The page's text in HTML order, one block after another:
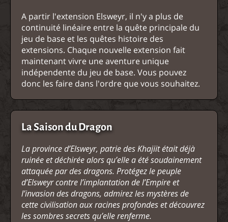
A partir l'extension Elsweyr, il n'y a plus de
continuité linéaire entre la quête principale du
jeu de base et les quêtes histoire des
extensions. Chaque nouvelle extension fait
maintenant vivre une aventure unique
indépendente du jeu de base. Vous pouvez
donc les faire dans l'ordre que vous souhaitez.
La Saison du Dragon
La province d’Elsweyr, patrie des Khajiit était déjà
ruinée et déchirée alors qu’elle a été soudainement
attaquée par des dragons. Protégez le peuple
d’Elsweyr contre l’implantation de l’Empire et
l’invasion des dragons, admirez les mystères de
cette civilisation aux racines profondes et découvrez
les sombres secrets qu’elle renferme.